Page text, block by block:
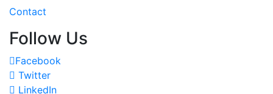
Contact
Follow Us
Facebook
Twitter
LinkedIn